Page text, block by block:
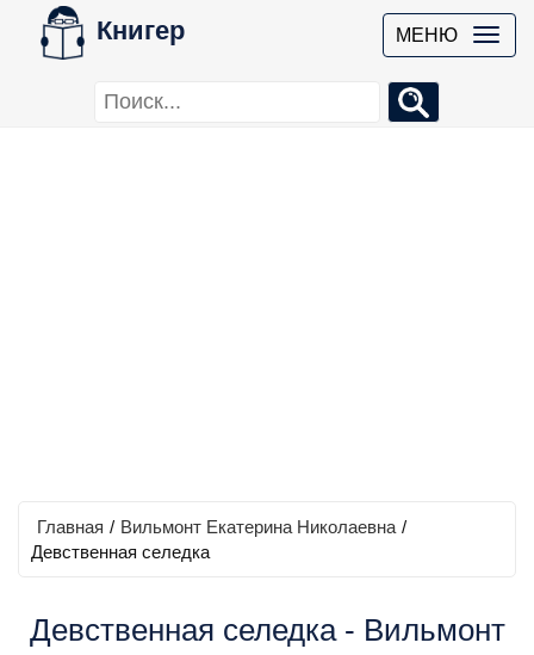
Книгер МЕНЮ
Главная / Вильмонт Екатерина Николаевна /
Девственная селедка
Девственная селедка - Вильмонт